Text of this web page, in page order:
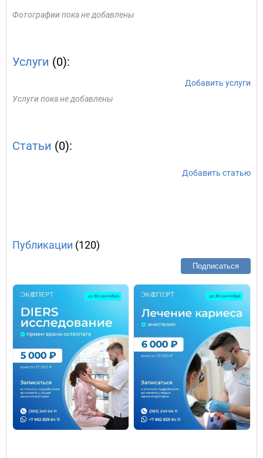
Фотографии пока не добавлены
Услуги (0):
Добавить услуги
Услуги пока не добавлены
Статьи (0):
Добавить статью
Публикации (120)
Подписаться